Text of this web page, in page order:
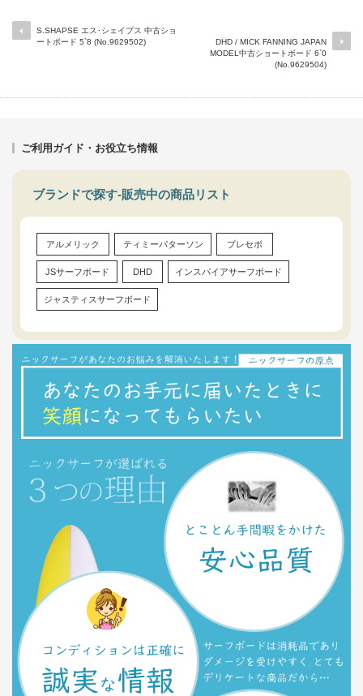
S.SHAPSE エス･シェイプス 中古ショ
ートボード 5`8 (No.9629502)
DHD / MICK FANNING JAPAN
MODEL中古ショートボード 6`0
(No.9629504)
ご利用ガイド・お役立ち情報
ブランドで探す-販売中の商品リスト
アルメリック ティミーパターソン プレセボ
JSサーフボード DHD インスパイアサーフボード
ジャスティスサーフボード